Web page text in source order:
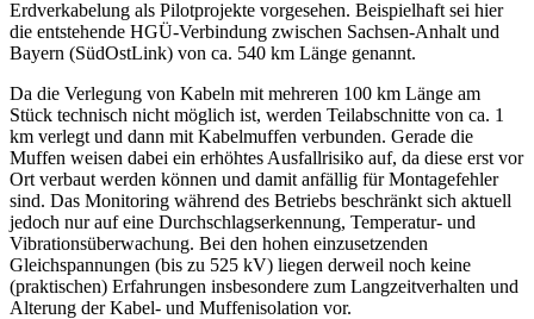
Erdverkabelung als Pilotprojekte vorgesehen. Beispielhaft sei hier
die entstehende HGÜ-Verbindung zwischen Sachsen-Anhalt und
Bayern (SüdOstLink) von ca. 540 km Länge genannt.
Da die Verlegung von Kabeln mit mehreren 100 km Länge am
Stück technisch nicht möglich ist, werden Teilabschnitte von ca. 1
km verlegt und dann mit Kabelmuffen verbunden. Gerade die
Muffen weisen dabei ein erhöhtes Ausfallrisiko auf, da diese erst vor
Ort verbaut werden können und damit anfällig für Montagefehler
sind. Das Monitoring während des Betriebs beschränkt sich aktuell
jedoch nur auf eine Durchschlagserkennung, Temperatur- und
Vibrationsüberwachung. Bei den hohen einzusetzenden
Gleichspannungen (bis zu 525 kV) liegen derweil noch keine
(praktischen) Erfahrungen insbesondere zum Langzeitverhalten und
Alterung der Kabel- und Muffenisolation vor.